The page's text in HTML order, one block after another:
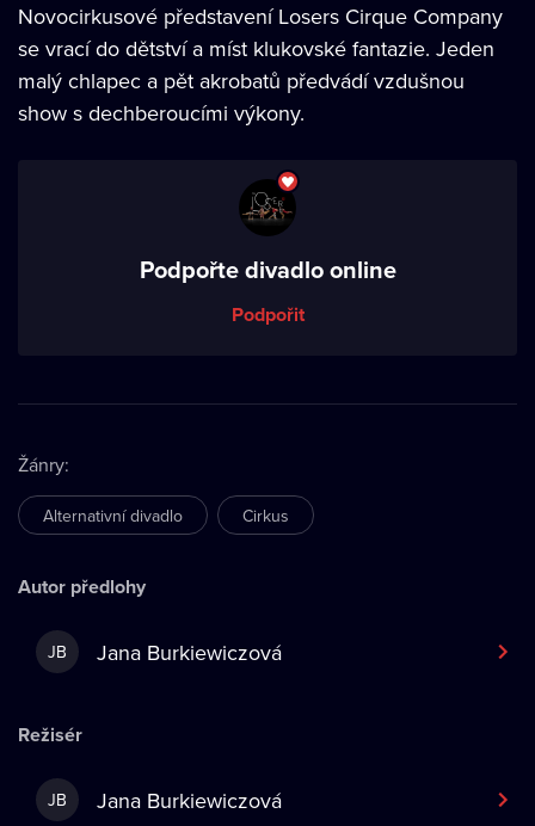
Novocirkusové představení Losers Cirque Company
se vrací do dětství a míst klukovské fantazie. Jeden
malý chlapec a pět akrobatů předvádí vzdušnou
show s dechberoucími výkony.
Podpořte divadlo online
Podpořit
Žánry:
Alternativní divadlo Cirkus
Autor předlohy
JB Jana Burkiewiczová
Režisér
JB Jana Burkiewiczová